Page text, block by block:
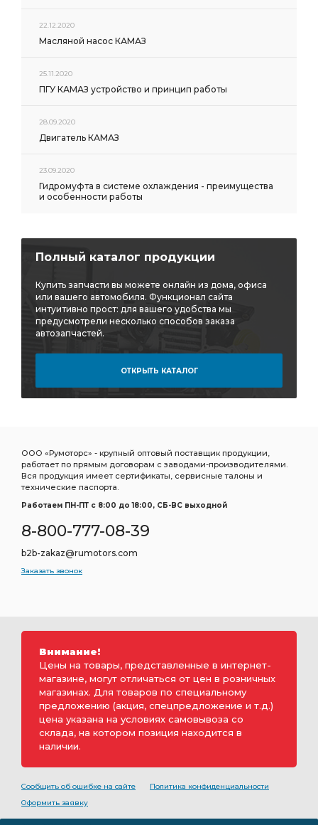
22.12.2020
Масляной насос КАМАЗ
25.11.2020
ПГУ КАМАЗ устройство и принцип работы
28.09.2020
Двигатель КАМАЗ
23.09.2020
Гидромуфта в системе охлаждения - преимущества
и особенности работы
Полный каталог продукции
Купить запчасти вы можете онлайн из дома, офиса
или вашего автомобиля. Функционал сайта
интуитивно прост: для вашего удобства мы
предусмотрели несколько способов заказа
автозапчастей.
ОТКРЫТЬ КАТАЛОГ
ООО «Румоторс» - крупный оптовый поставщик продукции,
работает по прямым договорам с заводами-производителями.
Вся продукция имеет сертификаты, сервисные талоны и
технические паспорта.
Работаем ПН-ПТ c 8:00 до 18:00, СБ-ВС выходной
8-800-777-08-39
b2b-zakaz@rumotors.com
Заказать звонок
Внимание!
Цены на товары, представленные в интернет-
магазине, могут отличаться от цен в розничных
магазинах. Для товаров по специальному
предложению (акция, спецпредложение и т.д.)
цена указана на условиях самовывоза со
склада, на котором позиция находится в
наличии.
Сообщить об ошибке на сайте
Политика конфиденциальности
Оформить заявку